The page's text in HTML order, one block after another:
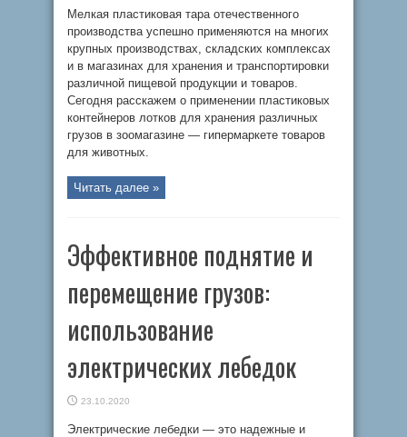
Мелкая пластиковая тара отечественного
производства успешно применяются на многих
крупных производствах, складских комплексах
и в магазинах для хранения и транспортировки
различной пищевой продукции и товаров.
Сегодня расскажем о применении пластиковых
контейнеров лотков для хранения различных
грузов в зоомагазине — гипермаркете товаров
для животных.
Читать далее »
Эффективное поднятие и
перемещение грузов:
использование
электрических лебедок
23.10.2020
Электрические лебедки — это надежные и